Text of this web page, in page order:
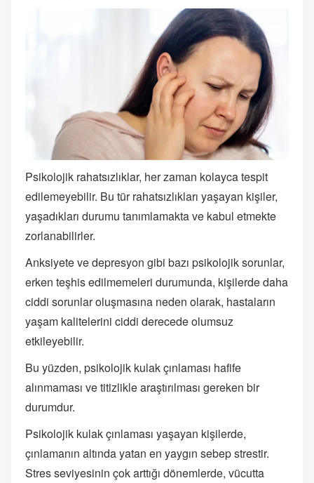
Psikolojik rahatsızlıklar, her zaman kolayca tespit
edilemeyebilir. Bu tür rahatsızlıkları yaşayan kişiler,
yaşadıkları durumu tanımlamakta ve kabul etmekte
zorlanabilirler.
Anksiyete ve depresyon gibi bazı psikolojik sorunlar,
erken teşhis edilmemeleri durumunda, kişilerde daha
ciddi sorunlar oluşmasına neden olarak, hastaların
yaşam kalitelerini ciddi derecede olumsuz
etkileyebilir.
Bu yüzden, psikolojik kulak çınlaması hafife
alınmaması ve titizlikle araştırılması gereken bir
durumdur.
Psikolojik kulak çınlaması yaşayan kişilerde,
çınlamanın altında yatan en yaygın sebep strestir.
Stres seviyesinin çok arttığı dönemlerde, vücutta